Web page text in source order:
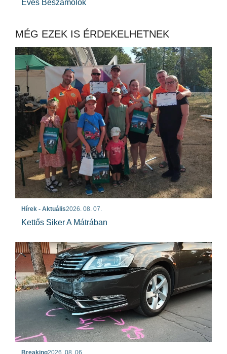
Éves Beszámolók
MÉG EZEK IS ÉRDEKELHETNEK
Hírek - Aktuális2026. 08. 07.
Kettős Siker A Mátrában
Breaking2026. 08. 06.